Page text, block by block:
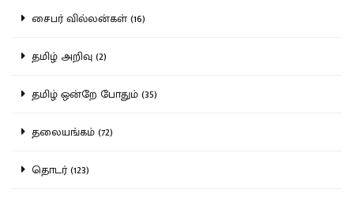
சைபர் வில்லன்கள் (16)
தமிழ் அறிவு (2)
தமிழ் ஒன்றே போதும் (35)
தலையங்கம் (72)
தொடர் (123)